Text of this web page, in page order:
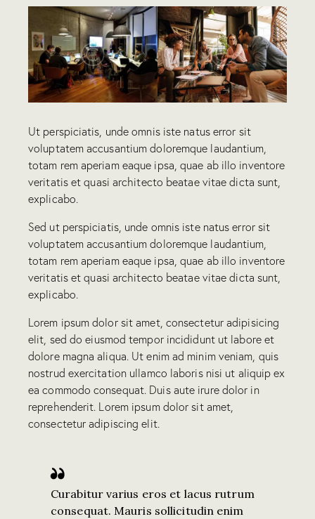
Ut perspiciatis, unde omnis iste natus error sit
voluptatem accusantium doloremque laudantium,
totam rem aperiam eaque ipsa, quae ab illo inventore
veritatis et quasi architecto beatae vitae dicta sunt,
explicabo.
Sed ut perspiciatis, unde omnis iste natus error sit
voluptatem accusantium doloremque laudantium,
totam rem aperiam eaque ipsa, quae ab illo inventore
veritatis et quasi architecto beatae vitae dicta sunt,
explicabo.
Lorem ipsum dolor sit amet, consectetur adipisicing
elit, sed do eiusmod tempor incididunt ut labore et
dolore magna aliqua. Ut enim ad minim veniam, quis
nostrud exercitation ullamco laboris nisi ut aliquip ex
ea commodo consequat. Duis aute irure dolor in
reprehenderit. Lorem ipsum dolor sit amet,
consectetur adipiscing elit.
Curabitur varius eros et lacus rutrum
consequat. Mauris sollicitudin enim